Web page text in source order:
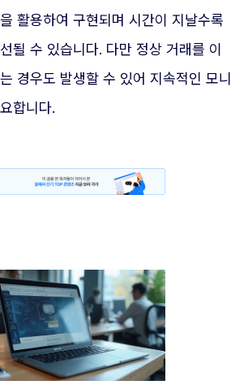
활용하여 구현되며 시간이 지날수록
될 수 있습니다. 다만 정상 거래를 이
경우도 발생할 수 있어 지속적인 모니
합니다.